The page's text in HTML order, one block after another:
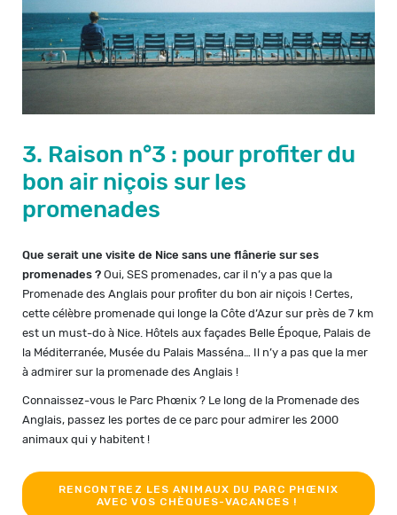
3. Raison n°3 : pour profiter du
bon air niçois sur les
promenades
Que serait une visite de Nice sans une flânerie sur ses
promenades ?Oui, SES promenades, car il n’y a pas que la
Promenade des Anglais pour profiter du bon air niçois ! Certes,
cette célèbre promenade qui longe la Côte d’Azur sur près de 7 km
est un must-do à Nice. Hôtels aux façades Belle Époque, Palais de
la Méditerranée, Musée du Palais Masséna… Il n’y a pas que la mer
à admirer sur la promenade des Anglais !
Connaissez-vous le Parc Phœnix ? Le long de la Promenade des
Anglais, passez les portes de ce parc pour admirer les 2000
animaux qui y habitent !
RENCONTREZ LES ANIMAUX DU PARC PHŒNIX
AVEC VOS CHÈQUES-VACANCES !